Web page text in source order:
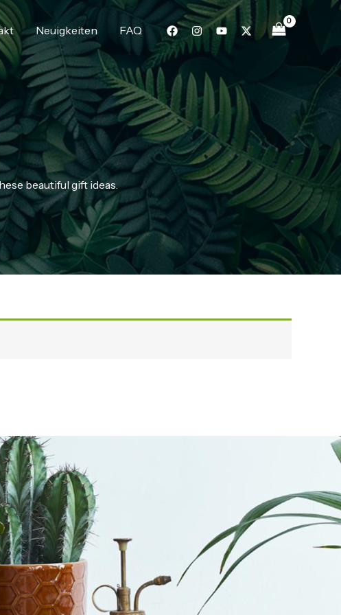
Neuigkeiten FAQ
beautiful gift ideas.